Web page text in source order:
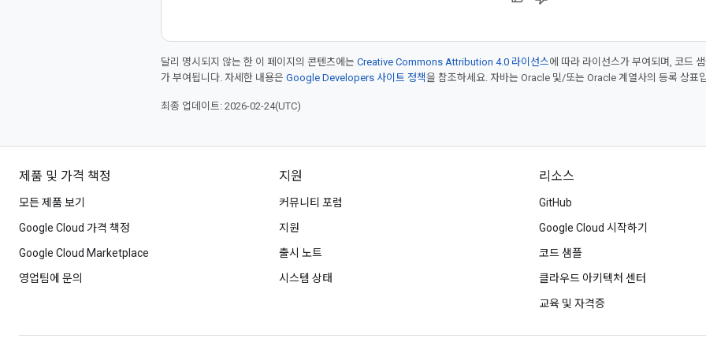
달리 명시되지 않는 한 이 페이지의 콘텐츠에는 Creative Commons Attribution 4.0 라이선스에 따라 라이선스가 부여되며, 코드
가 부여됩니다. 자세한 내용은 Google Developers 사이트 정책을 참조하세요. 자바는 Oracle 및/또는 Oracle 계열사의 등록 상표
최종 업데이트: 2026-02-24(UTC)
제품 및 가격 책정
모든 제품 보기
Google Cloud 가격 책정
Google Cloud Marketplace
영업팀에 문의
지원
커뮤니티 포럼
지원
출시 노트
시스템 상태
리소스
GitHub
Google Cloud 시작하기
코드 샘플
클라우드 아키텍처 센터
교육 및 자격증